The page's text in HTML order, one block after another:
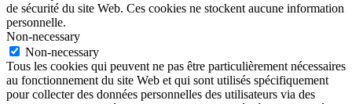
de sécurité du site Web. Ces cookies ne stockent aucune information
personnelle.
Non-necessary
Non-necessary
Tous les cookies qui peuvent ne pas être particulièrement nécessaires
au fonctionnement du site Web et qui sont utilisés spécifiquement
pour collecter des données personnelles des utilisateurs via des